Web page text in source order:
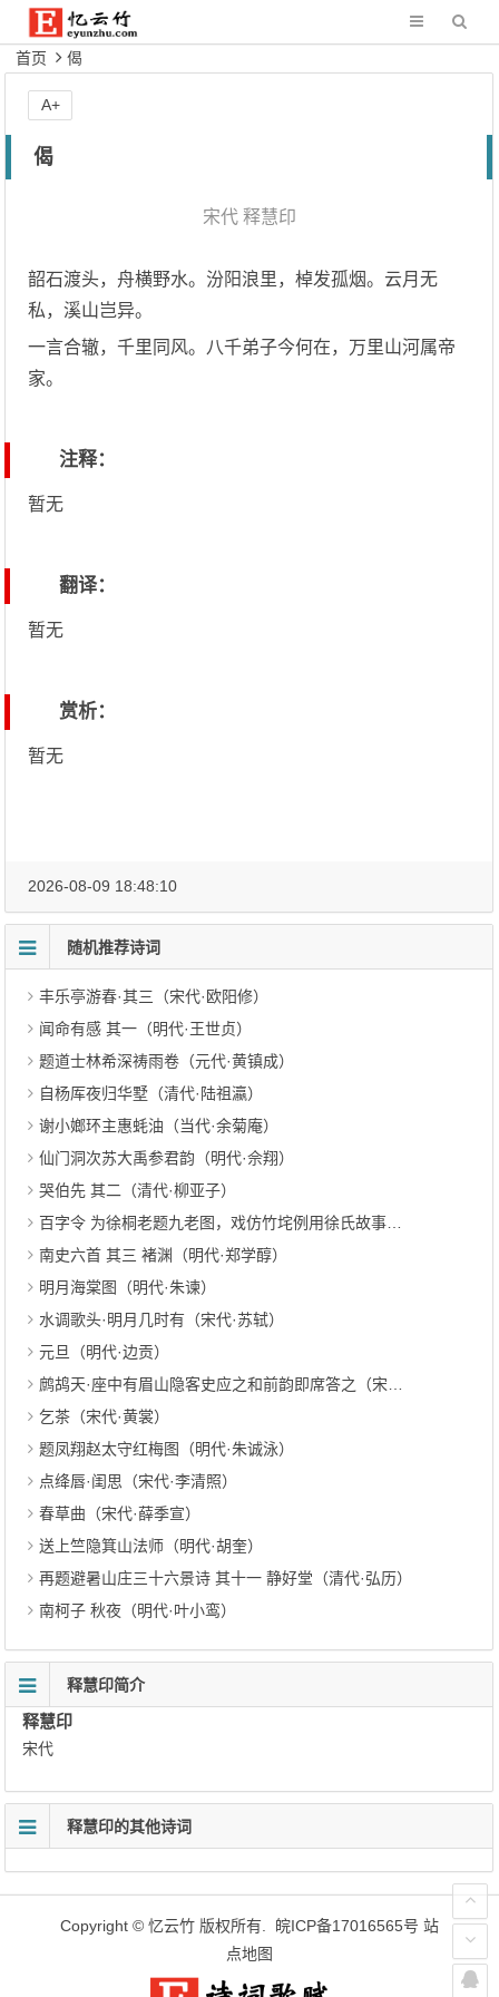
首页 偈
偈
宋代 释慧印
韶石渡头，舟横野水。汾阳浪里，棹发孤烟。云月无
私，溪山岂异。
一言合辙，千里同风。八千弟子今何在，万里山河属帝
家。
注释：
暂无
翻译：
暂无
赏析：
暂无
A+
2026-08-09 18:48:10
随机推荐诗词
丰乐亭游春·其三（宋代·欧阳修）
闻命有感 其一（明代·王世贞）
题道士林希深祷雨卷（元代·黄镇成）
自杨厍夜归华墅（清代·陆祖瀛）
谢小嫏环主惠蚝油（当代·余菊庵）
仙门洞次苏大禹参君韵（明代·佘翔）
哭伯先 其二（清代·柳亚子）
百字令 为徐桐老题九老图，戏仿竹垞例用徐氏故事（近代·许宝蘅）
南史六首 其三 褚渊（明代·郑学醇）
明月海棠图（明代·朱谏）
水调歌头·明月几时有（宋代·苏轼）
元旦（明代·边贡）
鹧鸪天·座中有眉山隐客史应之和前韵即席答之（宋代·黄庭坚）
乞茶（宋代·黄裳）
题凤翔赵太守红梅图（明代·朱诚泳）
点绛唇·闺思（宋代·李清照）
春草曲（宋代·薛季宣）
送上竺隐箕山法师（明代·胡奎）
再题避暑山庄三十六景诗 其十一 静好堂（清代·弘历）
南柯子 秋夜（明代·叶小鸾）
释慧印简介
释慧印
宋代
释慧印的其他诗词
Copyright © 忆云竹 版权所有. 皖ICP备17016565号 站
点地图